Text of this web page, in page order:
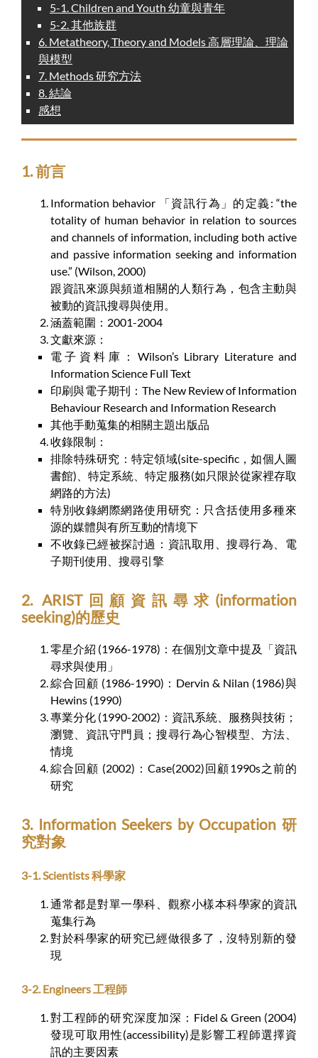
5-1. Children and Youth 幼童與青年
5-2. 其他族群
6. Metatheory, Theory and Models 高層理論、理論
與模型
7. Methods 研究方法
8. 結論
感想
1. 前言
Information behavior 「資訊行為」的定義: “the
totality of human behavior in relation to sources
and channels of information, including both active
and passive information seeking and information
use.” (Wilson, 2000)
跟資訊來源與頻道相關的人類行為，包含主動與
被動的資訊搜尋與使用。
涵蓋範圍：2001-2004
文獻來源：
電子資料庫：Wilson’s Library Literature and
Information Science Full Text
印刷與電子期刊：The New Review of Information
Behaviour Research and Information Research
其他手動蒐集的相關主題出版品
收錄限制：
排除特殊研究：特定領域(site-specific，如個人圖
書館)、特定系統、特定服務(如只限於從家裡存取
網路的方法)
特別收錄網際網路使用研究：只含括使用多種來
源的媒體與有所互動的情境下
不收錄已經被探討過：資訊取用、搜尋行為、電
子期刊使用、搜尋引擎
2. ARIST回顧資訊尋求(information
seeking)的歷史
零星介紹 (1966-1978)：在個別文章中提及「資訊
尋求與使用」
綜合回顧 (1986-1990)：Dervin & Nilan (1986)與
Hewins (1990)
專業分化 (1990-2002)：資訊系統、服務與技術；
瀏覽、資訊守門員；搜尋行為心智模型、方法、
情境
綜合回顧 (2002)：Case(2002)回顧1990s之前的
研究
3. Information Seekers by Occupation 研
究對象
3-1. Scientists 科學家
通常都是對單一學科、觀察小樣本科學家的資訊
蒐集行為
對於科學家的研究已經做很多了，沒特別新的發
現
3-2. Engineers 工程師
對工程師的研究深度加深：Fidel & Green (2004)
發現可取用性(accessibility)是影響工程師選擇資
訊的主要因素